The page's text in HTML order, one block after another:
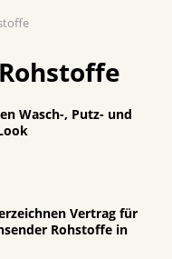
Wasch-, Putz- und
Vertrag für
Rohstoffe in